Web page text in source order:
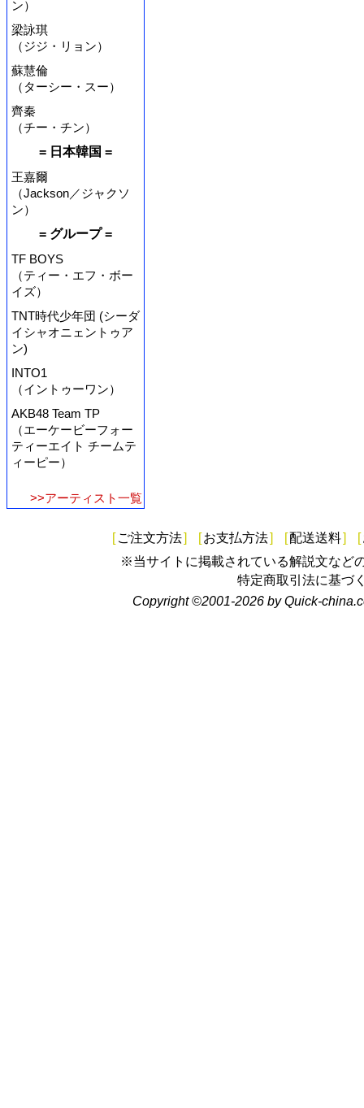
ン）
梁詠琪
（ジジ・リョン）
蘇慧倫
（ターシー・スー）
齊秦
（チー・チン）
= 日本韓国 =
王嘉爾
（Jackson／ジャクソ
ン）
= グループ =
TF BOYS
（ティー・エフ・ボー
イズ）
TNT時代少年団 (シーダ
イシャオニェントゥア
ン)
INTO1
（イントゥーワン）
AKB48 Team TP
（エーケービーフォー
ティーエイト チームテ
ィーピー）
>>アーティスト一覧
[ ご注文方法] [お支払方法] [配送送料] [
※当サイトに掲載されている解説文など
特定商取引法に基づ
Copyright ©2001-2026 by Quick-